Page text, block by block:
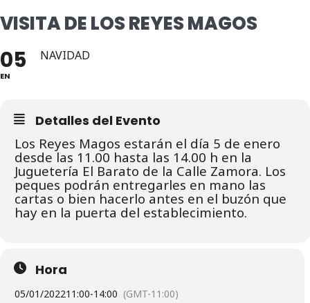
VISITA DE LOS REYES MAGOS
05
EN
NAVIDAD
Detalles del Evento
Los Reyes Magos estarán el día 5 de enero
desde las 11.00 hasta las 14.00 h en la
Juguetería El Barato de la Calle Zamora. Los
peques podrán entregarles en mano las
cartas o bien hacerlo antes en el buzón que
hay en la puerta del establecimiento.
Hora
05/01/202211:00-14:00 (GMT-11:00)